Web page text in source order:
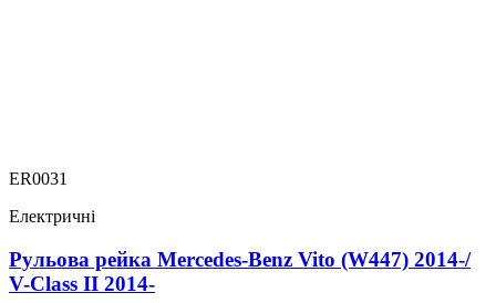
ER0031
Електричні
Рульова рейка Mercedes-Benz Vito (W447) 2014-/
V-Class II 2014-